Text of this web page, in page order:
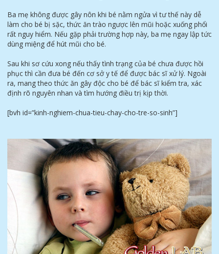
Ba mẹ không được gây nôn khi bé nằm ngửa vì tư thế này dễ
làm cho bé bị sặc, thức ăn trào ngược lên mũi hoặc xuống phổi
rất nguy hiểm. Nếu gặp phải trường hợp này, ba mẹ ngay lập tức
dùng miệng để hút mũi cho bé.
Sau khi sơ cứu xong nếu thấy tình trạng của bé chưa được hồi
phục thì cần đưa bé đến cơ sở y tế để được bác sĩ xử lý. Ngoài
ra, mang theo thức ăn gây độc cho bé để bác sĩ kiểm tra, xác
định rõ nguyên nhan và tìm hướng điều trị kịp thời.
[bvh id=”kinh-nghiem-chua-tieu-chay-cho-tre-so-sinh”]